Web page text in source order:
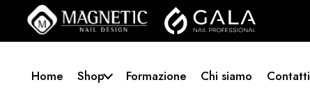
Home Shop Formazione Chi siamo Contatti